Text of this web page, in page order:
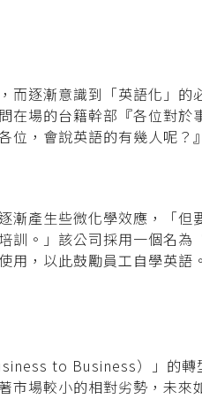
逐漸意識到「英語化」
在場的台籍幹部『各位對
位，會說英語的有幾人呢
產生些微化學效應，「
訓。」該公司採用一個名
用，以此鼓勵員工自學英語。
to Business）」的轉
市場較小的相對劣勢，未